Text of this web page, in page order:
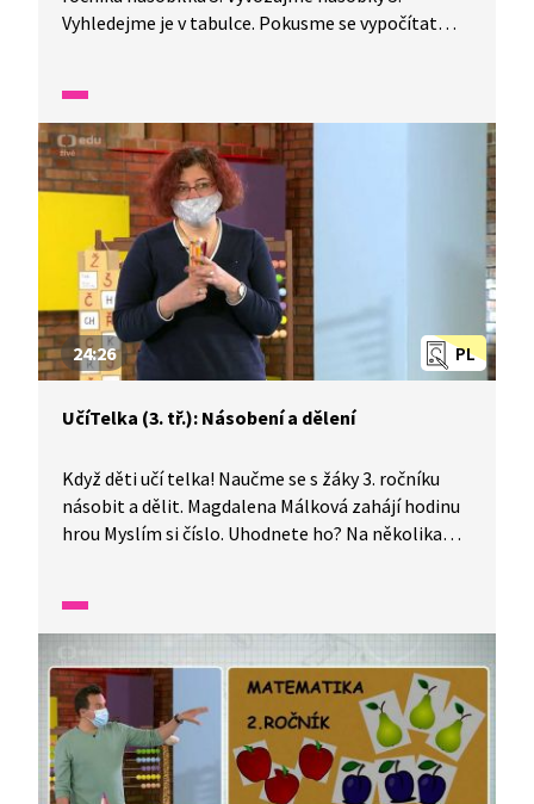
Vyhledejme je v tabulce. Pokusme se vypočítat
PL
24:26
UčíTelka (3. tř.): Násobení a dělení
Když děti učí telka! Naučme se s žáky 3. ročníku
násobit a dělit. Magdalena Málková zahájí hodinu
hrou Myslím si číslo. Uhodnete ho? Na několika
se budou rozdělovat pastelky nebo budeme
počítat kostky nebo rukavice.